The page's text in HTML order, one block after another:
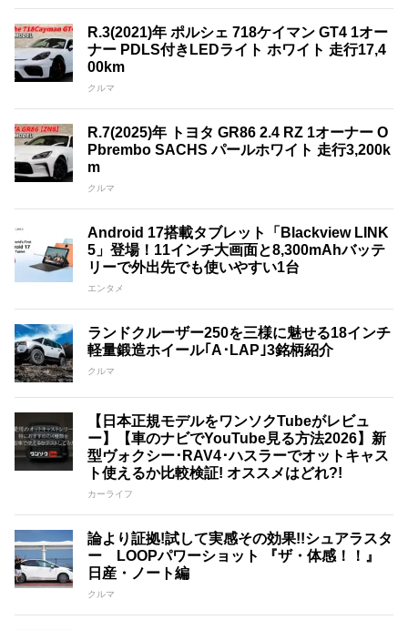
R.3(2021)年 ポルシェ 718ケイマン GT4 1オー
ナー PDLS付きLEDライト ホワイト 走行17,4
00km
クルマ
R.7(2025)年 トヨタ GR86 2.4 RZ 1オーナー O
Pbrembo SACHS パールホワイト 走行3,200k
m
クルマ
Android 17搭載タブレット「Blackview LINK
5」登場！11インチ大画面と8,300mAhバッテ
リーで外出先でも使いやすい1台
エンタメ
ランドクルーザー250を三様に魅せる18インチ
軽量鍛造ホイール｢A･LAP｣3銘柄紹介
クルマ
【日本正規モデルをワンソクTubeがレビュ
ー】【車のナビでYouTube見る方法2026】新
型ヴォクシー･RAV4･ハスラーでオットキャス
ト使えるか比較検証! オススメはどれ?!
カーライフ
論より証拠!試して実感その効果!!シュアラスタ
ー LOOPパワーショット 『ザ・体感！！』
日産・ノート編
クルマ